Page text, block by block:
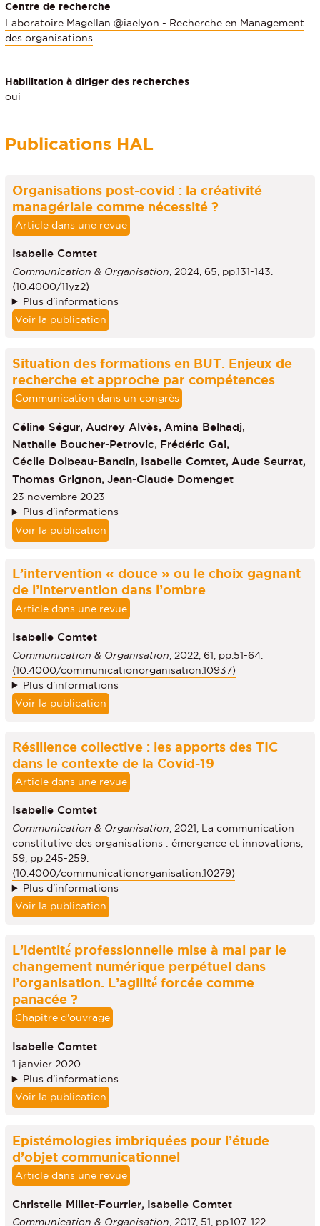
Centre de recherche
Laboratoire Magellan @iaelyon - Recherche en Management
des organisations
Habilitation à diriger des recherches
oui
Publications HAL
Organisations post-covid : la créativité
managériale comme nécessité ?
Article dans une revue
Isabelle Comtet
Communication & Organisation , 2024, 65, pp.131-143.
⟨10.4000/11yz2⟩
Plus d'informations
Voir la publication
Situation des formations en BUT. Enjeux de
recherche et approche par compétences
Communication dans un congrès
Céline Ségur, Audrey Alvès, Amina Belhadj,
Nathalie Boucher-Petrovic, Frédéric Gai,
Cécile Dolbeau-Bandin, Isabelle Comtet, Aude Seurrat,
Thomas Grignon, Jean-Claude Domenget
23 novembre 2023
Plus d'informations
Voir la publication
L’intervention « douce » ou le choix gagnant
de l’intervention dans l’ombre
Article dans une revue
Isabelle Comtet
Communication & Organisation , 2022, 61, pp.51-64.
⟨10.4000/communicationorganisation.10937⟩
Plus d'informations
Voir la publication
Résilience collective : les apports des TIC
dans le contexte de la Covid-19
Article dans une revue
Isabelle Comtet
Communication & Organisation , 2021, La communication
constitutive des organisations : émergence et innovations,
59, pp.245-259.
⟨10.4000/communicationorganisation.10279⟩
Plus d'informations
Voir la publication
L’identité́ professionnelle mise à mal par le
changement numérique perpétuel dans
l’organisation. L’agilité́ forcée comme
panacée ?
Chapitre d'ouvrage
Isabelle Comtet
1 janvier 2020
Plus d'informations
Voir la publication
Epistémologies imbriquées pour l’étude
d’objet communicationnel
Article dans une revue
Christelle Millet-Fourrier, Isabelle Comtet
Communication & Organisation, 2017, 51, pp.107-122.